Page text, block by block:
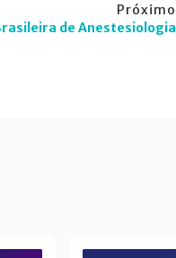
Próximo
de Anestesiologia